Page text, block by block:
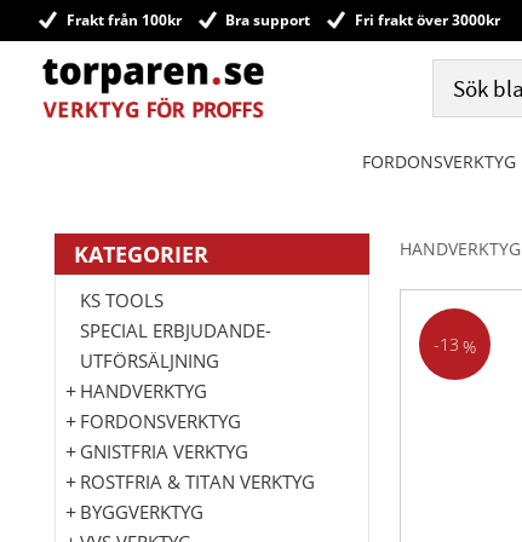
Frakt från 100kr Bra support Fri frakt över 3000kr
FORDONSVERKTYG
HANDVERKTYG
13 %
KATEGORIER
KS TOOLS
SPECIAL ERBJUDANDE-
UTFÖRSÄLJNING
HANDVERKTYG
FORDONSVERKTYG
GNISTFRIA VERKTYG
ROSTFRIA & TITAN VERKTYG
BYGGVERKTYG